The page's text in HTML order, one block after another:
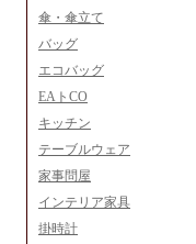
傘・傘立て
バッグ
エコバッグ
EAトCO
キッチン
テーブルウェア
家事問屋
インテリア家具
掛時計